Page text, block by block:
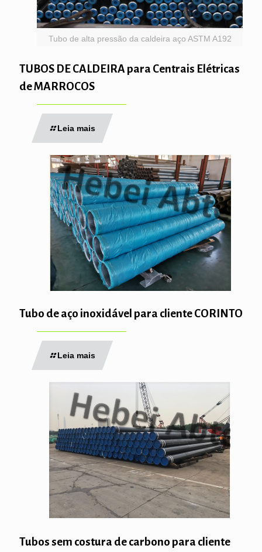
Tubo de alta pressão da caldeira aço ASTM A192
TUBOS DE CALDEIRA para Centrais Elétricas
de MARROCOS
Leia mais
Tubo de aço inoxidável para cliente CORINTO
Leia mais
Tubos sem costura de carbono para cliente